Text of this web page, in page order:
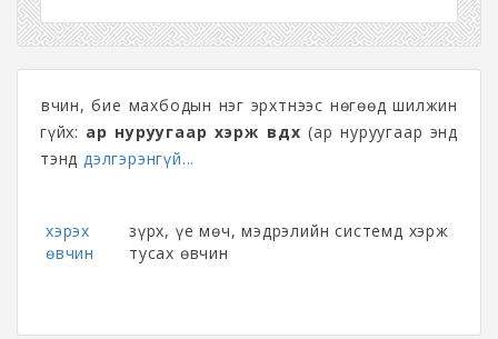
Өвчин, бие махбодын нэг эрхтнээс нөгөөд шилжин
гүйх: ар нуруугаар хэрж өвдөх (ар нуруугаар энд
тэнд дэлгэрэнгүй...
хэрэх
өвчин
зүрх, үе мөч, мэдрэлийн системд хэрж
тусах өвчин